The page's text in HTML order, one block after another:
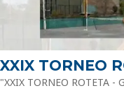
XXIX TORNEO
"XXIX TORNEO ROTETA -